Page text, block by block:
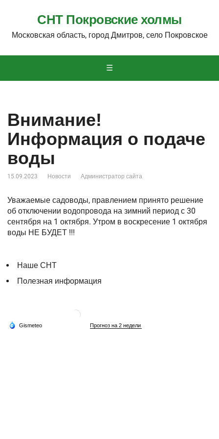
СНТ Покровские холмы
Московская область, город Дмитров, село Покровское
☰
Внимание!
Информация о подаче
воды
15.09.2023 Новости Администратор сайта
Уважаемые садоводы, правлением принято решение
об отключении водопровода на зимний период с 30
сентября на 1 октября. Утром в воскресение 1 октября
воды НЕ БУДЕТ !!!
Наше СНТ
Полезная информация